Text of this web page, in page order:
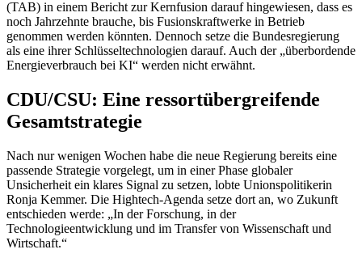
(TAB) in einem Bericht zur Kernfusion darauf hingewiesen, dass es
noch Jahrzehnte brauche, bis Fusionskraftwerke in Betrieb
genommen werden könnten. Dennoch setze die Bundesregierung
als eine ihrer Schlüsseltechnologien darauf. Auch der „überbordende
Energieverbrauch bei KI“ werden nicht erwähnt.
CDU/CSU: Eine ressortübergreifende
Gesamtstrategie
Nach nur wenigen Wochen habe die neue Regierung bereits eine
passende Strategie vorgelegt, um in einer Phase globaler
Unsicherheit ein klares Signal zu setzen, lobte Unionspolitikerin
Ronja Kemmer. Die Hightech-Agenda setze dort an, wo Zukunft
entschieden werde: „In der Forschung, in der
Technologieentwicklung und im Transfer von Wissenschaft und
Wirtschaft.“